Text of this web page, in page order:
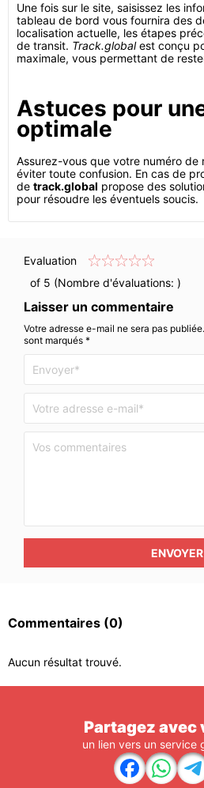
Une fois sur le site, saisissez les
tableau de bord vous fournira des
localisation actuelle, les étapes
de transit. Track.globalest conçu
maximale, vous permettant de
Astuces pour
optimale
Assurez-vous que votre numéro
éviter toute confusion. En cas de
de track.global propose des
pour résoudre les éventuels soucis.
Evaluation
of 5 (Nombre d'évaluations: )
Laisser un commentaire
Votre adresse e-mail ne sera pas
sont marqués *
ENVOYER
Commentaires (0)
Aucun résultat trouvé.
Partagez avec
un lien vers un service